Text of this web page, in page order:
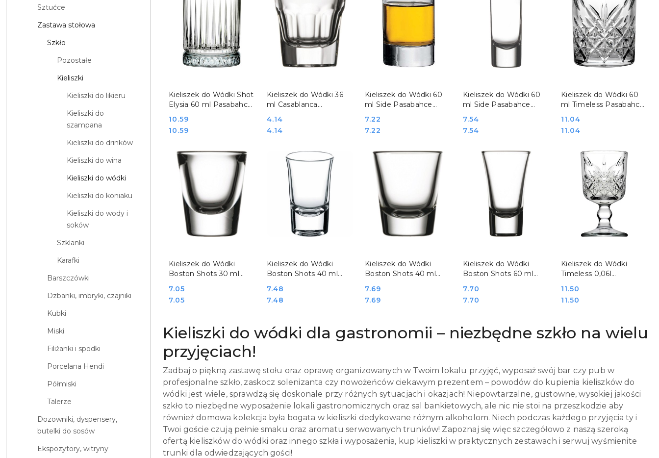
Sztućce
Zastawa stołowa
Szkło
Pozostałe
Kieliszki
Kieliszki do likieru
Kieliszki do
szampana
Kieliszki do drinków
Kieliszki do wina
Kieliszki do wódki
Kieliszki do koniaku
Kieliszki do wody i
soków
Szklanki
Karafki
Barszczówki
Dzbanki, imbryki, czajniki
Kubki
Miski
Filiżanki i spodki
Porcelana Hendi
Półmiski
Talerze
Dozowniki, dyspensery,
butelki do sosów
Ekspozytory, witryny
Kieliszek do Wódki Shot
Elysia 60 ml Pasabahce
Cena:
10.59
Cena:
10.59
DO KOSZYKA
Kieliszek do Wódki 36
ml Casablanca
Cena:
4.14
Cena:
4.14
DO KOSZYKA
Kieliszek do Wódki 60
ml Side Pasabahce
Cena:
7.22
Cena:
7.22
DO KOSZYKA
Kieliszek do Wódki 60
ml Side Pasabahce
Cena:
7.54
Cena:
7.54
DO KOSZYKA
Kieliszek do Wódki 60
ml Timeless Pasabahce
Cena:
11.04
Cena:
11.04
DO KOSZYKA
Kieliszek do Wódki
Boston Shots 30 ml
Cena:
7.05
Cena:
7.05
DO KOSZYKA
Kieliszek do Wódki
Boston Shots 40 ml
Cena:
7.48
Cena:
7.48
DO KOSZYKA
Kieliszek do Wódki
Boston Shots 40 ml
Cena:
7.69
Cena:
7.69
DO KOSZYKA
Kieliszek do Wódki
Boston Shots 60 ml
Cena:
7.70
Cena:
7.70
DO KOSZYKA
Kieliszek do Wódki
Timeless 0,06l
Cena:
11.50
Cena:
11.50
DO KOSZYKA
Kieliszki do wódki dla gastronomii – niezbędne szkło na wielu
przyjęciach!
Zadbaj o piękną zastawę stołu oraz oprawę organizowanych w Twoim lokalu przyjęć, wyposaż swój bar czy pub w
profesjonalne szkło, zaskocz solenizanta czy nowożeńców ciekawym prezentem – powodów do kupienia kieliszków do
wódki jest wiele, sprawdzą się doskonale przy różnych sytuacjach i okazjach! Niepowtarzalne, gustowne, wysokiej jakości
szkło to niezbędne wyposażenie lokali gastronomicznych oraz sal bankietowych, ale nic nie stoi na przeszkodzie aby
również domowa kolekcja była bogata w kieliszki dedykowane różnym alkoholom. Niech podczas każdego przyjęcia ty i
Twoi goście czują pełnie smaku oraz aromatu serwowanych trunków! Zapoznaj się więc szczegółowo z naszą szeroką
ofertą kieliszków do wódki oraz innego szkła i wyposażenia, kup kieliszki w praktycznych zestawach i serwuj wyśmienite
trunki dla odwiedzających gości!